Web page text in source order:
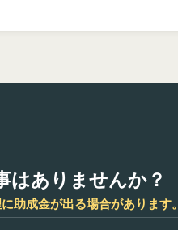
はありませんか？
助成金が出る場合があります。